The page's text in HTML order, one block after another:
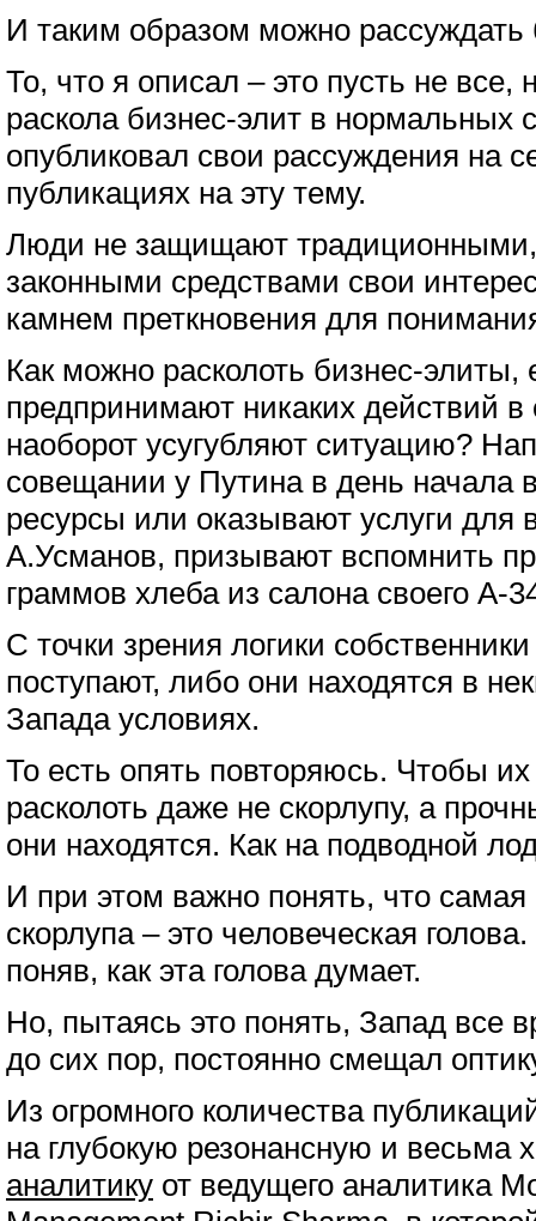
И таким образом можно рассуждать
То, что я описал – это пусть не все,
раскола бизнес-элит в нормальных
опубликовал свои рассуждения на
публикациях на эту тему.
Люди не защищают
законными средствами свои
камнем преткновения для
Как можно расколоть бизнес-элиты,
предпринимают никаких действий
наоборот усугубляют ситуацию?
совещании у Путина в день начала
ресурсы или оказывают услуги для
А.Усманов, призывают вспомнить
граммов хлеба из салона своего A-
С точки зрения логики
поступают, либо они находятся в
Запада условиях.
То есть опять повторяюсь. Чтобы
расколоть даже не скорлупу, а
они находятся. Как на подводной
И при этом важно понять, что
скорлупа – это человеческая
поняв, как эта голова думает.
Но, пытаясь это понять, Запад все
до сих пор, постоянно смещал
Из огромного количества
на глубокую резонансную и весьма
аналитику от ведущего аналитика